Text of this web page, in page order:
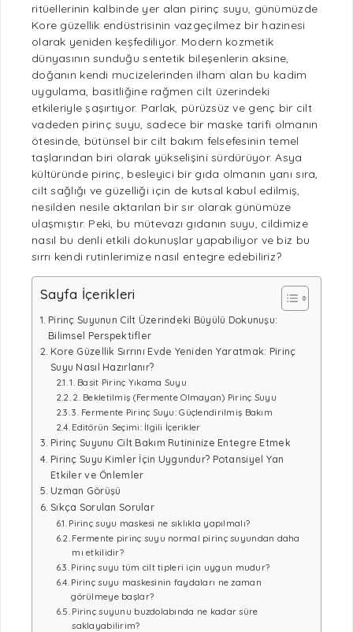
ritüellerinin kalbinde yer alan pirinç suyu, günümüzde
Kore güzellik endüstrisinin vazgeçilmez bir hazinesi
olarak yeniden keşfediliyor. Modern kozmetik
dünyasının sunduğu sentetik bileşenlerin aksine,
doğanın kendi mucizelerinden ilham alan bu kadim
uygulama, basitliğine rağmen cilt üzerindeki
etkileriyle şaşırtıyor. Parlak, pürüzsüz ve genç bir cilt
vadeden pirinç suyu, sadece bir maske tarifi olmanın
ötesinde, bütünsel bir cilt bakım felsefesinin temel
taşlarından biri olarak yükselişini sürdürüyor. Asya
kültüründe pirinç, besleyici bir gıda olmanın yanı sıra,
cilt sağlığı ve güzelliği için de kutsal kabul edilmiş,
nesilden nesile aktarılan bir sır olarak günümüze
ulaşmıştır. Peki, bu mütevazı gıdanın suyu, cildimize
nasıl bu denli etkili dokunuşlar yapabiliyor ve biz bu
sırrı kendi rutinlerimize nasıl entegre edebiliriz?
Sayfa İçerikleri
Pirinç Suyunun Cilt Üzerindeki Büyülü Dokunuşu:
Bilimsel Perspektifler
Kore Güzellik Sırrını Evde Yeniden Yaratmak: Pirinç
Suyu Nasıl Hazırlanır?
1. Basit Pirinç Yıkama Suyu
2. Bekletilmiş (Fermente Olmayan) Pirinç Suyu
3. Fermente Pirinç Suyu: Güçlendirilmiş Bakım
Editörün Seçimi: İlgili İçerikler
Pirinç Suyunu Cilt Bakım Rutininize Entegre Etmek
Pirinç Suyu Kimler İçin Uygundur? Potansiyel Yan
Etkiler ve Önlemler
Uzman Görüşü
Sıkça Sorulan Sorular
Pirinç suyu maskesi ne sıklıkla yapılmalı?
Fermente pirinç suyu normal pirinç suyundan daha
mı etkilidir?
Pirinç suyu tüm cilt tipleri için uygun mudur?
Pirinç suyu maskesinin faydaları ne zaman
görülmeye başlar?
Pirinç suyunu buzdolabında ne kadar süre
saklayabilirim?